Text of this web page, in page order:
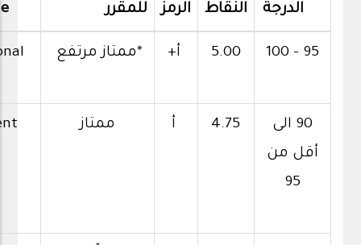
الدرجة النقاط الرمز
للمقرر
100 - 95
5.00 أ+ *ممتاز مرتفع
90 الى
أقل من
95
4.75 أ ممتاز